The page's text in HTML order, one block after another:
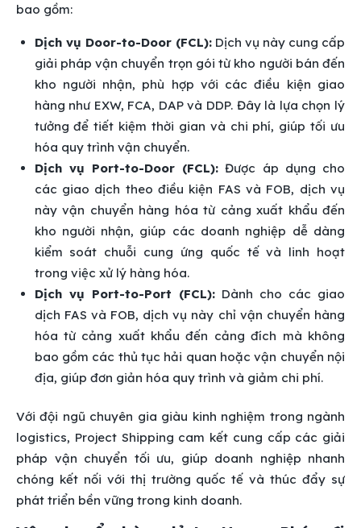
bao gồm:
Dịch vụ Door-to-Door (FCL):Dịch vụ này cung cấp
giải pháp vận chuyển trọn gói từ kho người bán đến
kho người nhận, phù hợp với các điều kiện giao
hàng như EXW, FCA, DAP và DDP. Đây là lựa chọn lý
tưởng để tiết kiệm thời gian và chi phí, giúp tối ưu
hóa quy trình vận chuyển.
Dịch vụ Port-to-Door (FCL): Được áp dụng cho
các giao dịch theo điều kiện FAS và FOB, dịch vụ
này vận chuyển hàng hóa từ cảng xuất khẩu đến
kho người nhận, giúp các doanh nghiệp dễ dàng
kiểm soát chuỗi cung ứng quốc tế và linh hoạt
trong việc xử lý hàng hóa.
Dịch vụ Port-to-Port (FCL):Dành cho các giao
dịch FAS và FOB, dịch vụ này chỉ vận chuyển hàng
hóa từ cảng xuất khẩu đến cảng đích mà không
bao gồm các thủ tục hải quan hoặc vận chuyển nội
địa, giúp đơn giản hóa quy trình và giảm chi phí.
Với đội ngũ chuyên gia giàu kinh nghiệm trong ngành
logistics, Project Shipping cam kết cung cấp các giải
pháp vận chuyển tối ưu, giúp doanh nghiệp nhanh
chóng kết nối với thị trường quốc tế và thúc đẩy sự
phát triển bền vững trong kinh doanh.